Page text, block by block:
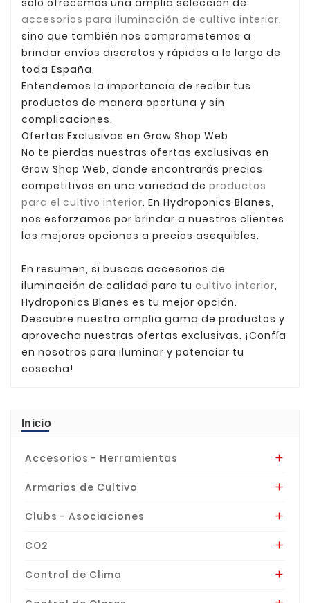
solo ofrecemos una amplia selección de
accesorios para iluminación de cultivo interior,
sino que también nos comprometemos a
brindar envíos discretos y rápidos a lo largo de
toda España.
Entendemos la importancia de recibir tus
productos de manera oportuna y sin
complicaciones.
Ofertas Exclusivas en Grow Shop Web
No te pierdas nuestras ofertas exclusivas en
Grow Shop Web, donde encontrarás precios
competitivos en una variedad de productos
para el cultivo interior. En Hydroponics Blanes,
nos esforzamos por brindar a nuestros clientes
las mejores opciones a precios asequibles.
En resumen, si buscas accesorios de
iluminación de calidad para tu cultivo interior,
Hydroponics Blanes es tu mejor opción.
Descubre nuestra amplia gama de productos y
aprovecha nuestras ofertas exclusivas. ¡Confía
en nosotros para iluminar y potenciar tu
cosecha!
Inicio
Accesorios - Herramientas 
Armarios de Cultivo 
Clubs - Asociaciones 
CO2 
Control de Clima 